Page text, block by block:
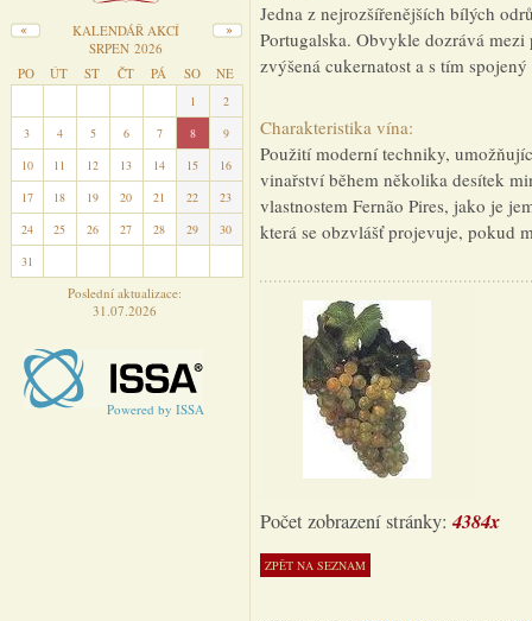
KALENDÁŘ AKCÍ
SRPEN 2026
PO
ÚT ST ČT PÁ SO NE
1
2
3
4 5 6 7 8
9
10
11 12 13 14 15
16
17
18 19 20 21 22
23
24
25 26 27 28 29
30
31
Poslední aktualizace:
31.07.2026
Powered by ISSA
Jedna z nejrozšířenějších bílých
Portugalska. Obvykle dozrává
zvýšená cukernatost a s tím
Charakteristika vína:
Použití moderní techniky,
vinařství během několika desítek
vlastnostem Fernão Pires, jako je
která se obzvlášť projevuje, pokud
Počet zobrazení stránky:4384x